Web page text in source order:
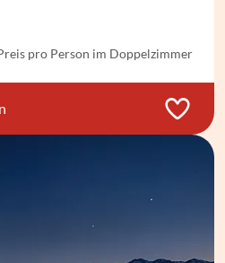
pro Person im Doppelzimmer